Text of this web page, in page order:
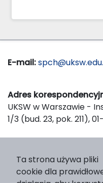
E-mail:
Adres
UKSW w Warszawie -
1/3 (bud. 23, pok. 211),
Wydawnictwo
nr 2, 01-815 Warszawa
Ta strona używa pliki
cookie dla